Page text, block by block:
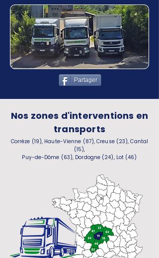
Partager
Nos zones d'interventions en
transports
Corrèze (19), Haute-Vienne (87), Creuse (23), Cantal
(15),
Puy-de-Dôme (63), Dordogne (24), Lot (46)